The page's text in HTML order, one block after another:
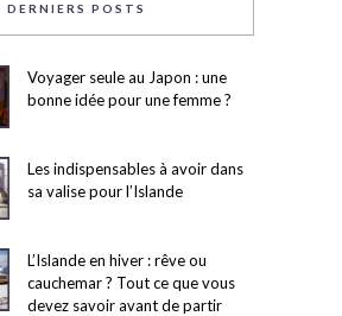
DERNIERS POSTS
Voyager seule au Japon : une
bonne idée pour une femme ?
Les indispensables à avoir dans
sa valise pour l’Islande
L’Islande en hiver : rêve ou
cauchemar ? Tout ce que vous
devez savoir avant de partir